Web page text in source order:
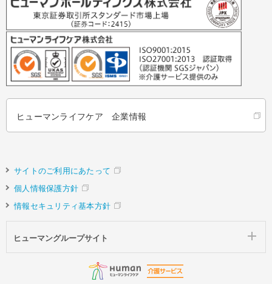
ヒューマンライフケア 企業情報
サイトのご利用にあたって
個人情報保護方針
情報セキュリティ基本方針
ヒューマングループサイト